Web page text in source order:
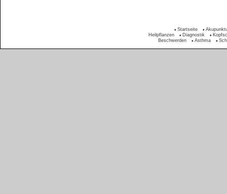
Startseite
Heilpflanzen
Diagnostik
Beschwerden
Asthma